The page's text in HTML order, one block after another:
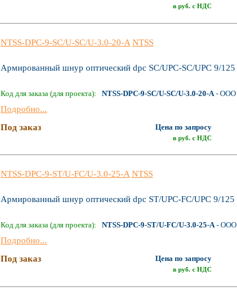
в руб. с НДС
NTSS-DPC-9-SC/U-SC/U-3.0-20-A NTSS
Армированный шнур оптический dpc SC/UPC-SC/UPC 9/
Код для заказа (для проекта): NTSS-DPC-9-SC/U-SC/U-3.0-20-A - ООО
Подробно...
Под заказ
Цена по запросу
в руб. с НДС
NTSS-DPC-9-ST/U-FC/U-3.0-25-A NTSS
Армированный шнур оптический dpc ST/UPC-FC/UPC 9/
Код для заказа (для проекта): NTSS-DPC-9-ST/U-FC/U-3.0-25-A- ООО
Подробно...
Под заказ
Цена по запросу
в руб. с НДС